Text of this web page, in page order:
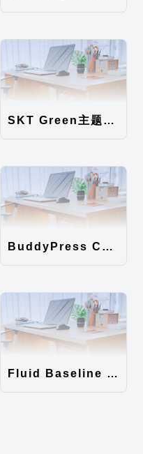
SKT Green主题汉化包
BuddyPress Colours主题汉化包
Fluid Baseline Grid主题汉化包